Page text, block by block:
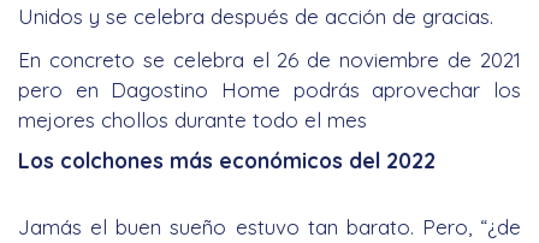
Unidos y se celebra después de acción de gracias.
En concreto se celebra el 26 de noviembre de 2021
pero en Dagostino Home podrás aprovechar los
mejores chollos durante todo el mes
Los colchones más económicos del 2022
Jamás el buen sueño estuvo tan barato. Pero, “¿de